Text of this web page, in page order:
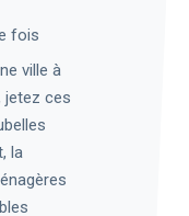
fois
ville à
jetez ces
la